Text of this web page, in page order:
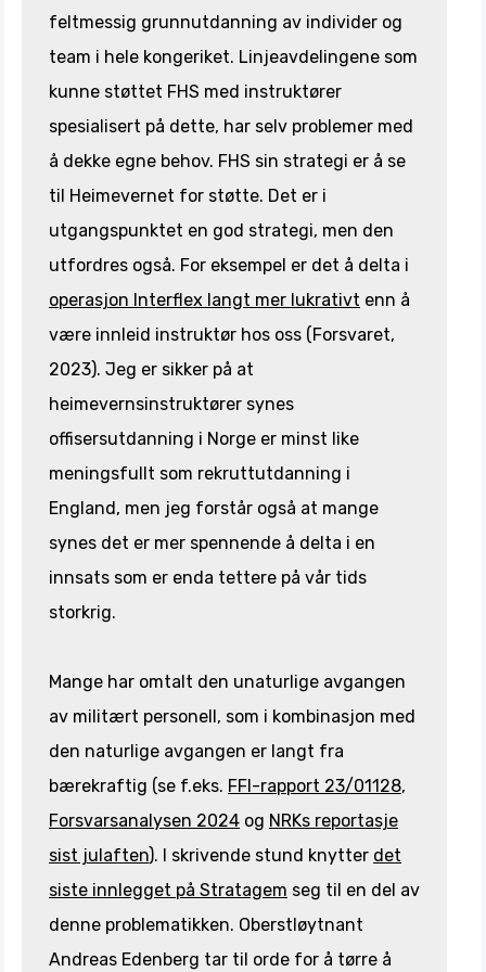
feltmessig grunnutdanning av individer og
team i hele kongeriket. Linjeavdelingene som
kunne støttet FHS med instruktører
spesialisert på dette, har selv problemer med
å dekke egne behov. FHS sin strategi er å se
til Heimevernet for støtte. Det er i
utgangspunktet en god strategi, men den
utfordres også. For eksempel er det å delta i
operasjon Interflex langt mer lukrativt enn å
være innleid instruktør hos oss (Forsvaret,
2023). Jeg er sikker på at
heimevernsinstruktører synes
offisersutdanning i Norge er minst like
meningsfullt som rekruttutdanning i
England, men jeg forstår også at mange
synes det er mer spennende å delta i en
innsats som er enda tettere på vår tids
storkrig.
Mange har omtalt den unaturlige avgangen
av militært personell, som i kombinasjon med
den naturlige avgangen er langt fra
bærekraftig (se f.eks. FFI-rapport 23/01128,
Forsvarsanalysen 2024 og NRKs reportasje
sist julaften). I skrivende stund knytter det
siste innlegget på Stratagem seg til en del av
denne problematikken. Oberstløytnant
Andreas Edenberg tar til orde for å tørre å